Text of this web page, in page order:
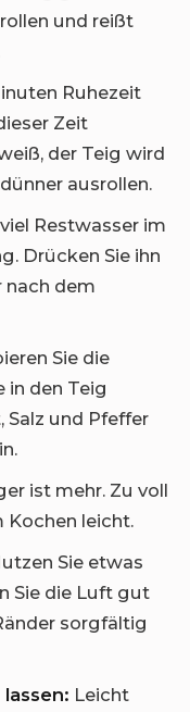
und reißt
Ruhezeit
Zeit
der Teig wird
ausrollen.
Restwasser im
Drücken Sie ihn
nach dem
Sie die
in den Teig
Salz und Pfeffer
ist mehr. Zu voll
Kochen leicht.
Sie etwas
Sie die Luft gut
sorgfältig
Leicht